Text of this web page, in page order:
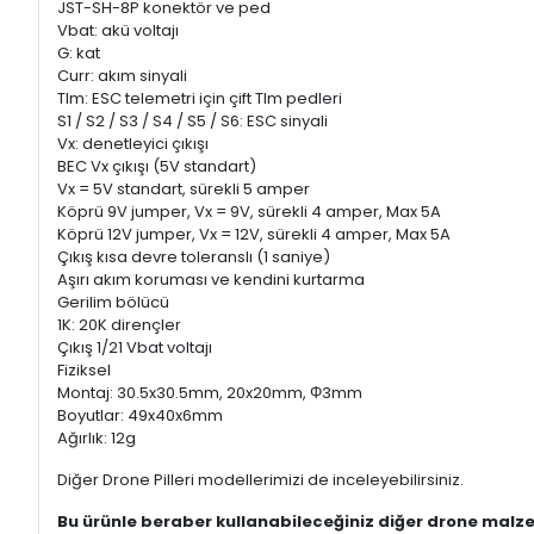
JST-SH-8P konektör ve ped
Vbat: akü voltajı
G: kat
Curr: akım sinyali
Tlm: ESC telemetri için çift Tlm pedleri
S1 / S2 / S3 / S4 / S5 / S6: ESC sinyali
Vx: denetleyici çıkışı
BEC Vx çıkışı (5V standart)
Vx = 5V standart, sürekli 5 amper
Köprü 9V jumper, Vx = 9V, sürekli 4 amper, Max 5A
Köprü 12V jumper, Vx = 12V, sürekli 4 amper, Max 5A
Çıkış kısa devre toleranslı (1 saniye)
Aşırı akım koruması ve kendini kurtarma
Gerilim bölücü
1K: 20K dirençler
Çıkış 1/21 Vbat voltajı
Fiziksel
Montaj: 30.5x30.5mm, 20x20mm, Φ3mm
Boyutlar: 49x40x6mm
Ağırlık: 12g
Diğer Drone Pilleri modellerimizi de inceleyebilirsiniz.
Bu ürünle beraber kullanabileceğiniz diğer drone